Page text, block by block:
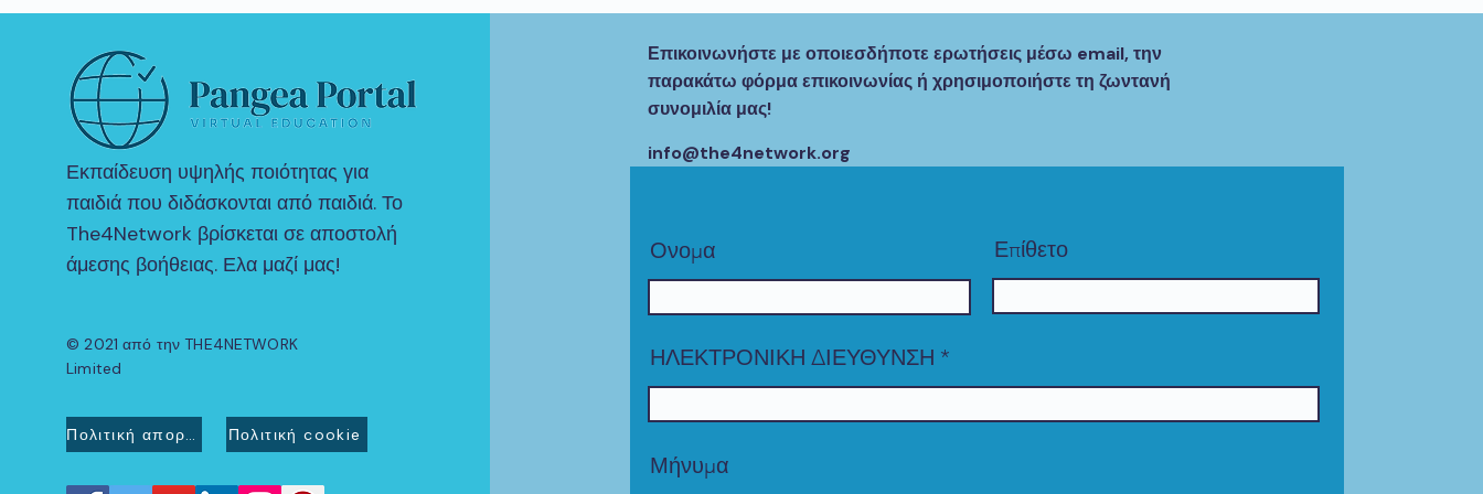
Εκπαίδευση υψηλής ποιότητας για
παιδιά που διδάσκονται από παιδιά. Το
The4Network βρίσκεται σε αποστολή
άμεσης βοήθειας. Ελα μαζί μας!
© 2021 από την THE4NETWORK
Limited
Πολιτική απορρήτου Πολιτική cookie
Επικοινωνήστε με οποιεσδήποτε ερωτήσεις μέσω email, την
παρακάτω φόρμα επικοινωνίας ή χρησιμοποιήστε τη ζωντανή
συνομιλία μας!
info@the4network.org
Ονομα Επίθετο
ΗΛΕΚΤΡΟΝΙΚΗ ΔΙΕΥΘΥΝΣΗ
Μήνυμα